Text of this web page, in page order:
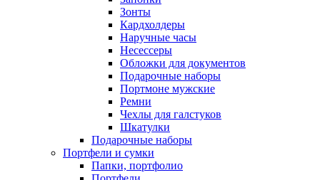
Зонты
Кардхолдеры
Наручные часы
Несессеры
Обложки для документов
Подарочные наборы
Портмоне мужские
Ремни
Чехлы для галстуков
Шкатулки
Подарочные наборы
Портфели и сумки
Папки, портфолио